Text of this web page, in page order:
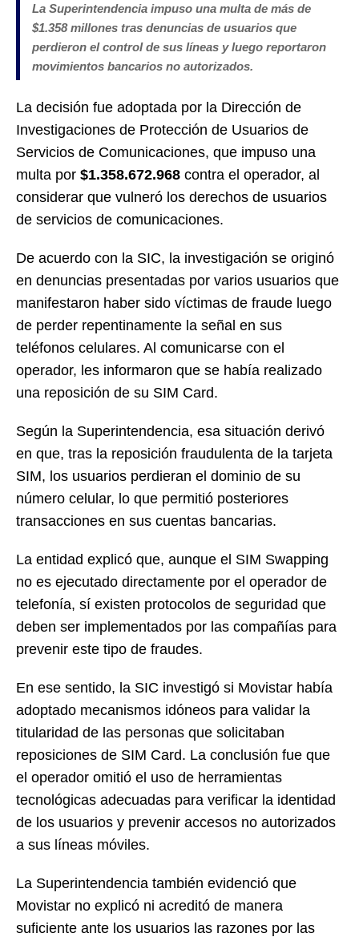
La Superintendencia impuso una multa de más de
$1.358 millones tras denuncias de usuarios que
perdieron el control de sus líneas y luego reportaron
movimientos bancarios no autorizados.
La decisión fue adoptada por la Dirección de
Investigaciones de Protección de Usuarios de
Servicios de Comunicaciones, que impuso una
multa por $1.358.672.968 contra el operador, al
considerar que vulneró los derechos de usuarios
de servicios de comunicaciones.
De acuerdo con la SIC, la investigación se originó
en denuncias presentadas por varios usuarios que
manifestaron haber sido víctimas de fraude luego
de perder repentinamente la señal en sus
teléfonos celulares. Al comunicarse con el
operador, les informaron que se había realizado
una reposición de su SIM Card.
Según la Superintendencia, esa situación derivó
en que, tras la reposición fraudulenta de la tarjeta
SIM, los usuarios perdieran el dominio de su
número celular, lo que permitió posteriores
transacciones en sus cuentas bancarias.
La entidad explicó que, aunque el SIM Swapping
no es ejecutado directamente por el operador de
telefonía, sí existen protocolos de seguridad que
deben ser implementados por las compañías para
prevenir este tipo de fraudes.
En ese sentido, la SIC investigó si Movistar había
adoptado mecanismos idóneos para validar la
titularidad de las personas que solicitaban
reposiciones de SIM Card. La conclusión fue que
el operador omitió el uso de herramientas
tecnológicas adecuadas para verificar la identidad
de los usuarios y prevenir accesos no autorizados
a sus líneas móviles.
La Superintendencia también evidenció que
Movistar no explicó ni acreditó de manera
suficiente ante los usuarios las razones por las